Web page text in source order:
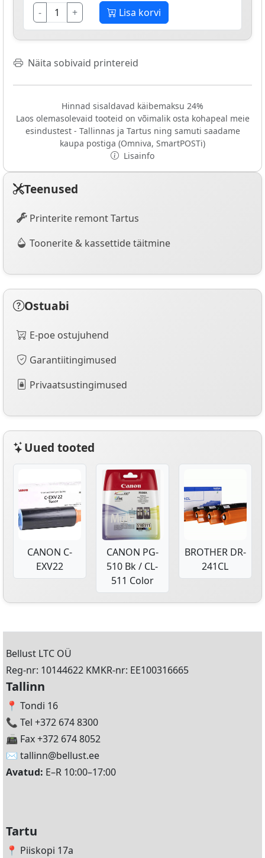
-
+ Lisa korvi
Näita sobivaid printereid
Hinnad sisaldavad käibemaksu 24%
Laos olemasolevaid tooteid on võimalik osta kohapeal meie
esindustest - Tallinnas ja Tartus ning samuti saadame
kaupa postiga (Omniva, SmartPOSTi)
Lisainfo
Teenused
Printerite remont Tartus
Toonerite & kassettide täitmine
Ostuabi
E-poe ostujuhend
Garantiitingimused
Privaatsustingimused
Uued tooted
CANON C-
EXV22
CANON PG-
510 Bk / CL-
511 Color
BROTHER DR-
241CL
Bellust LTC OÜ
Reg-nr: 10144622 KMKR-nr: EE100316665
Tallinn
📍 Tondi 16
📞 Tel +372 674 8300
📠 Fax +372 674 8052
✉️ tallinn@bellust.ee
Avatud: E–R 10:00–17:00
Tartu
📍 Piiskopi 17a